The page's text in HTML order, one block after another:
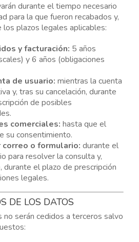
durante el tiempo necesario
para la que fueron recabados y,
plazos legales aplicables:
y facturación: 5 años
y 6 años (obligaciones
de usuario: mientras la cuenta
y, tras su cancelación, durante
de posibles
comerciales: hasta que el
su consentimiento.
o formulario: durante el
para resolver la consulta y,
el plazo de prescripción
legales.
DE LOS DATOS
serán cedidos a terceros salvo